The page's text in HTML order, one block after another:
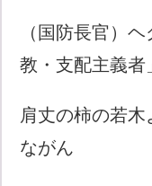
（国防長官）
教・支配主義者
肩丈の柿の若
ながん